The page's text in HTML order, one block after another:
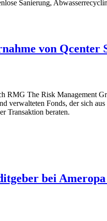
Sanierung,
von
RMG The Risk Management
verwalteten Fonds, der sich
Transaktion beraten.
bei